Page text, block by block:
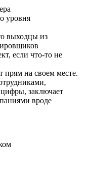
уровня
выходцы из
если что-то не
на своем месте.
заключает
вроде